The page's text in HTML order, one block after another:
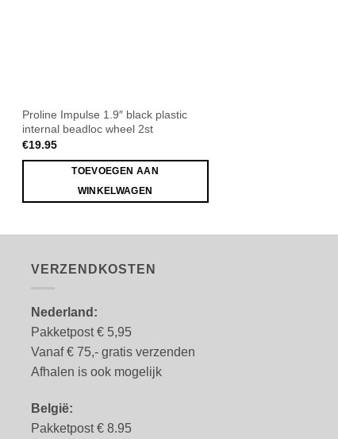
Proline Impulse 1.9″ black plastic
internal beadloc wheel 2st
€19.95
TOEVOEGEN AAN
WINKELWAGEN
VERZENDKOSTEN
Nederland:
Pakketpost € 5,95
Vanaf € 75,- gratis verzenden
Afhalen is ook mogelijk
België:
Pakketpost € 8.95